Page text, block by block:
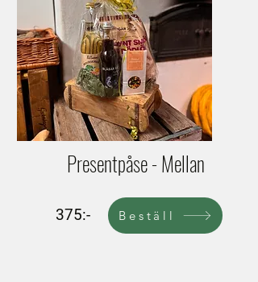
Presentpåse - Mellan
375:- Beställ